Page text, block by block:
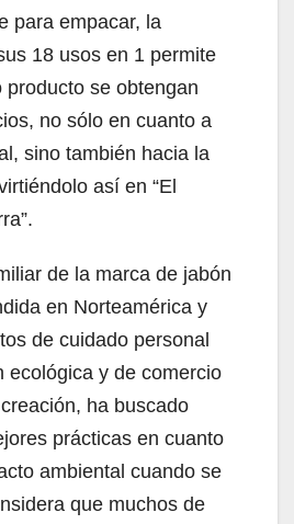
para empacar, la
18 usos en 1 permite
producto se obtengan
no sólo en cuanto a
sino también hacia la
así en “El
de la marca de jabón
en Norteamérica y
de cuidado personal
ecológica y de comercio
ha buscado
prácticas en cuanto
ambiental cuando se
que muchos de